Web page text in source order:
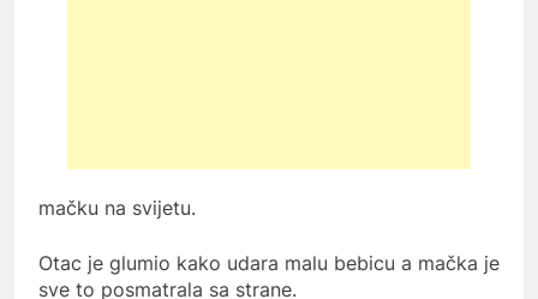
mačku na svijetu.
Otac je glumio kako udara malu bebicu a mačka je
sve to posmatrala sa strane.